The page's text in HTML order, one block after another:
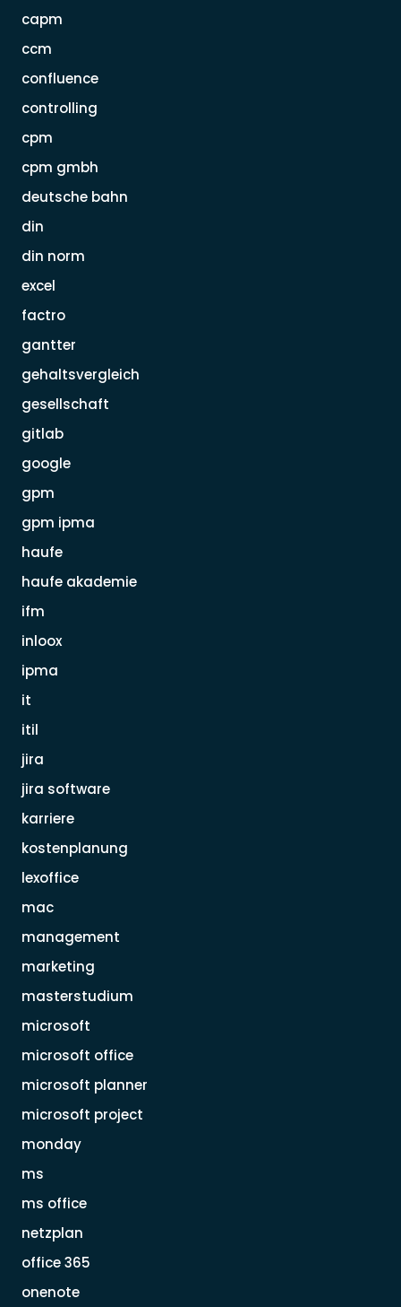
capm
ccm
confluence
controlling
cpm
cpm gmbh
deutsche bahn
din
din norm
excel
factro
gantter
gehaltsvergleich
gesellschaft
gitlab
google
gpm
gpm ipma
haufe
haufe akademie
ifm
inloox
ipma
it
itil
jira
jira software
karriere
kostenplanung
lexoffice
mac
management
marketing
masterstudium
microsoft
microsoft office
microsoft planner
microsoft project
monday
ms
ms office
netzplan
office 365
onenote